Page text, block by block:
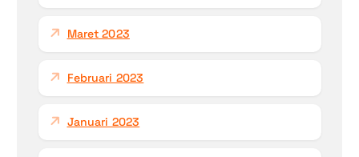
Maret 2023
Februari 2023
Januari 2023